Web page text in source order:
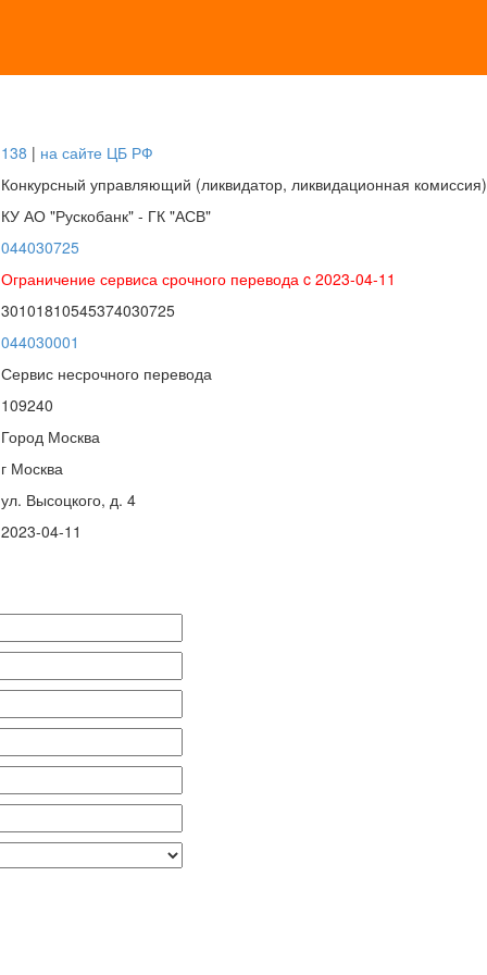
138 | на сайте ЦБ РФ
Конкурсный управляющий (ликвидатор, ликвидационная комиссия)
КУ АО "Рускобанк" - ГК "АСВ"
044030725
Ограничение сервиса срочного перевода c 2023-04-11
30101810545374030725
044030001
Сервис несрочного перевода
109240
Город Москва
г Москва
ул. Высоцкого, д. 4
2023-04-11